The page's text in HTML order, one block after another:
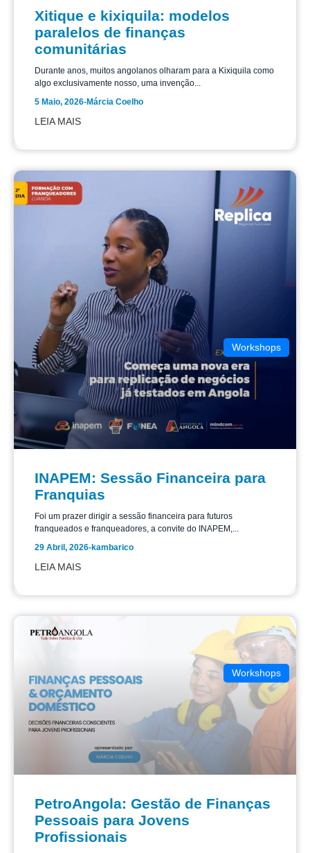
Xitique e kixiquila: modelos
paralelos de finanças
comunitárias
Durante anos, muitos angolanos olharam para a Kixiquila como
algo exclusivamente nosso, uma invenção...
5 Maio, 2026-Márcia Coelho
LEIA MAIS
Workshops
INAPEM: Sessão Financeira para
Franquias
Foi um prazer dirigir a sessão financeira para futuros
franqueados e franqueadores, a convite do INAPEM,...
29 Abril, 2026-kambarico
LEIA MAIS
Workshops
PetroAngola: Gestão de Finanças
Pessoais para Jovens
Profissionais